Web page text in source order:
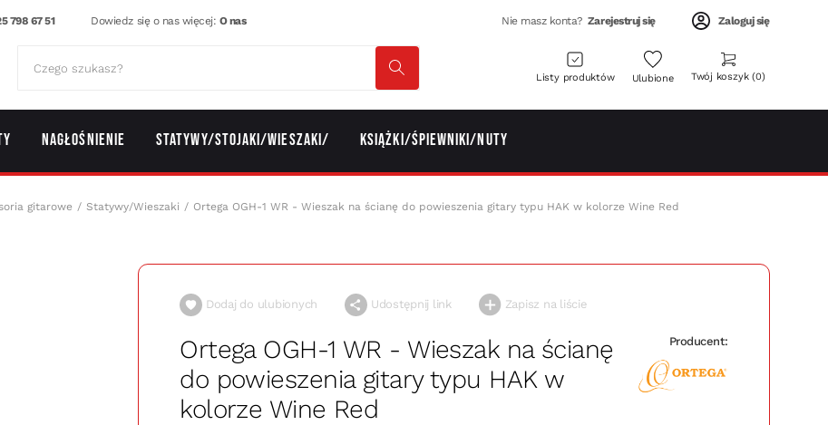
798 67 51 Dowiedz się o nas więcej: O nas Nie masz konta? Zarejestruj się Zaloguj się
Listy produktów Ulubione Twój koszyk 0
Nagłośnienie Statywy/Stojaki/Wieszaki/ Książki/Śpiewniki/Nuty
gitarowe Statywy/Wieszaki Ortega OGH-1 WR - Wieszak na ścianę do powieszenia gitary typu HAK w kolorze Wine Red
Dodaj do ulubionych Udostępnij link Zapisz na liście
Ortega OGH-1 WR - Wieszak na ścianę
do powieszenia gitary typu HAK w
kolorze Wine Red
Producent: